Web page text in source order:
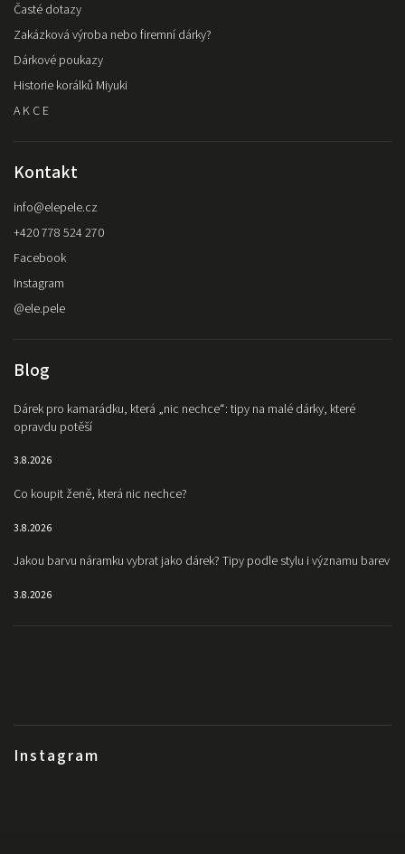
Časté dotazy
Zakázková výroba nebo firemní dárky?
Dárkové poukazy
Historie korálků Miyuki
A K C E
Instagram
Kontakt
info@elepele.cz
+420 778 524 270
Facebook
Instagram
@ele.pele
Blog
Dárek pro kamarádku, která „nic nechce“: tipy na malé dárky, které
opravdu potěší
3.8.2026
Co koupit ženě, která nic nechce?
3.8.2026
Jakou barvu náramku vybrat jako dárek? Tipy podle stylu i významu barev
3.8.2026